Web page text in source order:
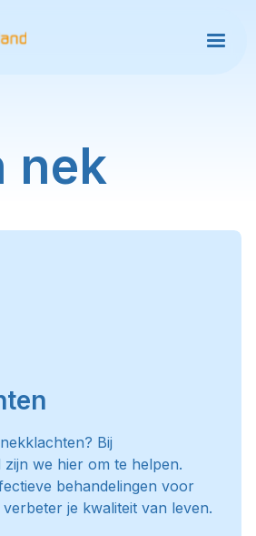
nek
Bij
zijn we hier om te helpen.
behandelingen voor
je kwaliteit van leven.